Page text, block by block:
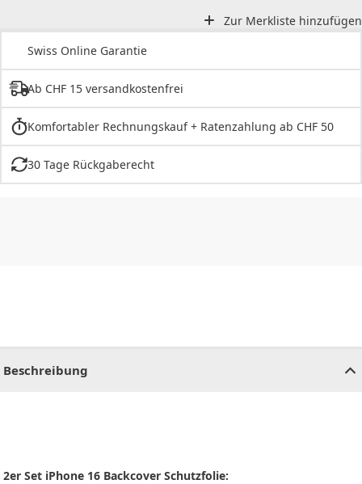
Zur Merkliste hinzufügen
Swiss Online Garantie
Ab CHF 15 versandkostenfrei
Komfortabler Rechnungskauf + Ratenzahlung ab CHF 50
30 Tage Rückgaberecht
Beschreibung
2er Set iPhone 16 Backcover Schutzfolie: